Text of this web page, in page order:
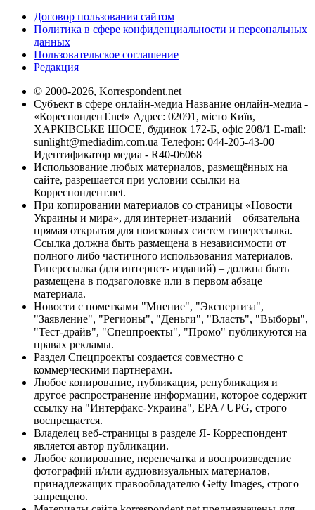
Договор пользования сайтом
Политика в сфере конфиденциальности и персональных
данных
Пользовательское соглашение
Редакция
© 2000-2026, Korrespondent.net
Субъект в сфере онлайн-медиа Название онлайн-медиа -
«КореспонденТ.net» Адрес: 02091, місто Київ,
ХАРКІВСЬКЕ ШОСЕ, будинок 172-Б, офіс 208/1 E-mail:
sunlight@mediadim.com.ua Телефон: 044-205-43-00
Идентификатор медиа - R40-06068
Использование любых материалов, размещённых на
сайте, разрешается при условии ссылки на
Корреспондент.net.
При копировании материалов со страницы «Новости
Украины и мира», для интернет-изданий – обязательна
прямая открытая для поисковых систем гиперссылка.
Ссылка должна быть размещена в независимости от
полного либо частичного использования материалов.
Гиперссылка (для интернет- изданий) – должна быть
размещена в подзаголовке или в первом абзаце
материала.
Новости с пометками "Мнение", "Экспертиза",
"Заявление", "Регионы", "Деньги", "Власть", "Выборы",
"Тест-драйв", "Спецпроекты", "Промо" публикуются на
правах рекламы.
Раздел Спецпроекты создается совместно с
коммерческими партнерами.
Любое копирование, публикация, републикация и
другое распространение информации, которое содержит
ссылку на "Интерфакс-Украина", EPA / UPG, строго
воспрещается.
Владелец веб-страницы в разделе Я- Корреспондент
является автор публикации.
Любое копирование, перепечатка и воспроизведение
фотографий и/или аудиовизуальных материалов,
принадлежащих правообладателю Getty Images, строго
запрещено.